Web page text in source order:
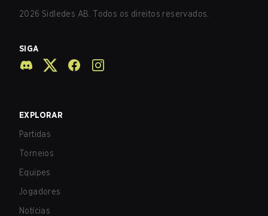
2026 Sidledes AB. Todos os direitos reservados.
SIGA
EXPLORAR
Partidas
Torneios
Equipes
Jogadores
Notícias